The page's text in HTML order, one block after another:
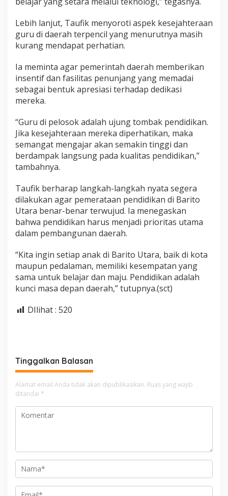
Lebih lanjut, Taufik menyoroti aspek kesejahteraan
guru di daerah terpencil yang menurutnya masih
kurang mendapat perhatian.
Ia meminta agar pemerintah daerah memberikan
insentif dan fasilitas penunjang yang memadai
sebagai bentuk apresiasi terhadap dedikasi
mereka.
“Guru di pelosok adalah ujung tombak pendidikan.
Jika kesejahteraan mereka diperhatikan, maka
semangat mengajar akan semakin tinggi dan
berdampak langsung pada kualitas pendidikan,”
tambahnya.
Taufik berharap langkah-langkah nyata segera
dilakukan agar pemerataan pendidikan di Barito
Utara benar-benar terwujud. Ia menegaskan
bahwa pendidikan harus menjadi prioritas utama
dalam pembangunan daerah.
“Kita ingin setiap anak di Barito Utara, baik di kota
maupun pedalaman, memiliki kesempatan yang
sama untuk belajar dan maju. Pendidikan adalah
kunci masa depan daerah,” tutupnya.(sct)
DIlihat : 520
Tinggalkan Balasan
Alamat email Anda tidak akan dipublikasikan. Ruas yang wajib
ditandai *